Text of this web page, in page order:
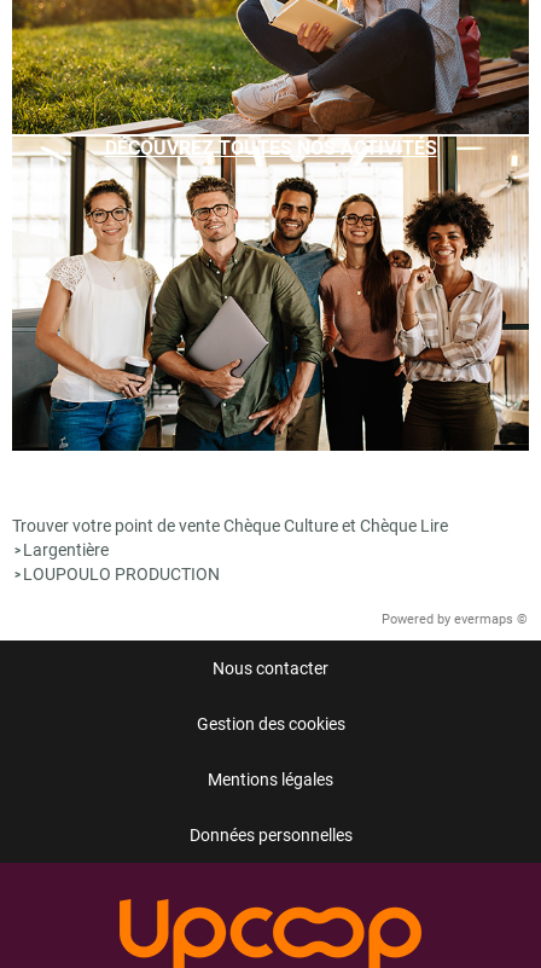
DÉCOUVREZ TOUTES NOS ACTIVITÉS
Trouver votre point de vente Chèque Culture et Chèque Lire
> Largentière
> LOUPOULO PRODUCTION
Powered by evermaps ©
Nous contacter
Gestion des cookies
Mentions légales
Données personnelles